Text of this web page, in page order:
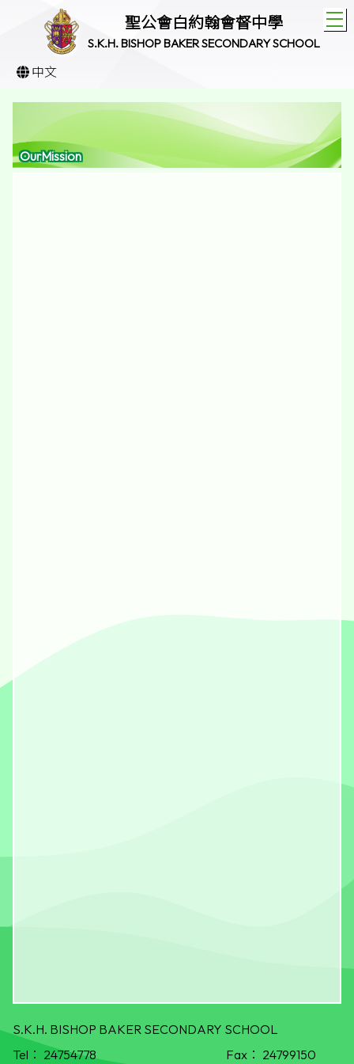
聖公會白約翰會督中學
S.K.H. BISHOP BAKER SECONDARY SCHOOL
中文
OurMission
S.K.H. BISHOP BAKER SECONDARY SCHOOL
Tel： 24754778 Fax： 24799150